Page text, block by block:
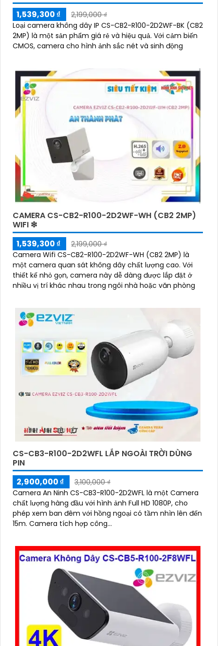
1,539,300 ₫
2,199,000 ₫
Loại camera không dây IP CS-CB2-R100-2D2WF-BK (CB2
2MP) là một sản phẩm giá rẻ và hiệu quả. Với cảm biến
CMOS, camera cho hình ảnh sắc nét và sinh động
CAMERA CS-CB2-R100-2D2WF-WH (CB2 2MP)
WIFI ❇
1,539,300 ₫
2,199,000 ₫
Camera Wifi CS-CB2-R100-2D2WF-WH (CB2 2MP) là
một camera quan sát không dây chất lượng cao. Với
thiết kế nhỏ gọn, camera này dễ dàng được lắp đặt ở
nhiều vị trí khác nhau trong ngôi nhà hoặc văn phòng
CS-CB3-R100-2D2WFL LẮP NGOÀI TRỜI DÙNG
PIN
2,900,000 ₫
3,100,000 ₫
Camera An Ninh CS-CB3-R100-2D2WFL là một Camera
chất lượng hàng đầu với hình ảnh Full HD 1080P, cho
phép xem ban đêm với hồng ngoại có tầm nhìn lên đến
15m. Camera tích hợp công...